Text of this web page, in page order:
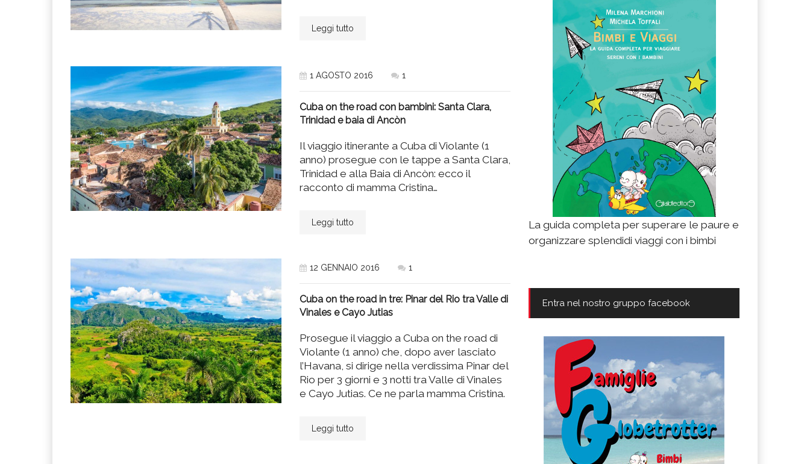
Leggi tutto
1 AGOSTO 2016 1
Cuba on the road con bambini: Santa Clara,
Trinidad e baia di Ancòn
Il viaggio itinerante a Cuba di Violante (1
anno) prosegue con le tappe a Santa Clara,
Trinidad e alla Baia di Ancòn: ecco il
racconto di mamma Cristina…
Leggi tutto
12 GENNAIO 2016 1
Cuba on the road in tre: Pinar del Rio tra Valle di
Vinales e Cayo Jutias
Prosegue il viaggio a Cuba on the road di
Violante (1 anno) che, dopo aver lasciato
l’Havana, si dirige nella verdissima Pinar del
Rio per 3 giorni e 3 notti tra Valle di Vinales
e Cayo Jutias. Ce ne parla mamma Cristina.
Leggi tutto
La guida completa per superare le paure e
organizzare splendidi viaggi con i bimbi
Entra nel nostro gruppo facebook